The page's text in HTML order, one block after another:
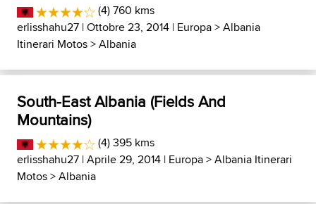
(4) 760 kms
erlisshahu27 | Ottobre 23, 2014 | Europa>Albania
Itinerari Motos>Albania
South-East Albania (Fields And
Mountains)
(4) 395 kms
erlisshahu27 | Aprile 29, 2014 | Europa>Albania Itinerari
Motos>Albania